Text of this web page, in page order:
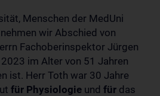
Menschen der MedUni
wir Abschied von
Fachoberinspektor Jürgen
im Alter von 51 Jahren
ist. Herr Toth war 30 Jahre
für Physiologie und für das